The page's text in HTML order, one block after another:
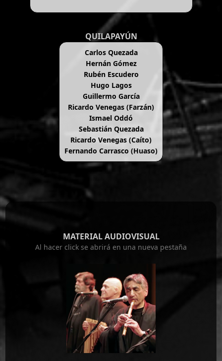
QUILAPAYÚN
Carlos Quezada
Hernán Gómez
Rubén Escudero
Hugo Lagos
Guillermo García
Ricardo Venegas (Farzán)
Ismael Oddó
Sebastián Quezada
Ricardo Venegas (Caíto)
Fernando Carrasco (Huaso)
MATERIAL AUDIOVISUAL
Al hacer click se abrirá en una nueva pestaña